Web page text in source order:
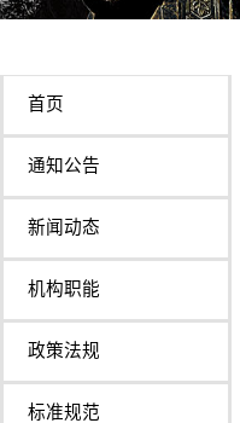
首页
通知公告
新闻动态
机构职能
政策法规
标准规范